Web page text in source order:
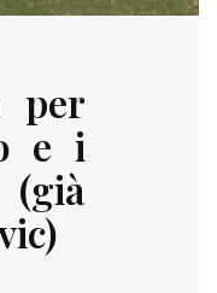
per
e i